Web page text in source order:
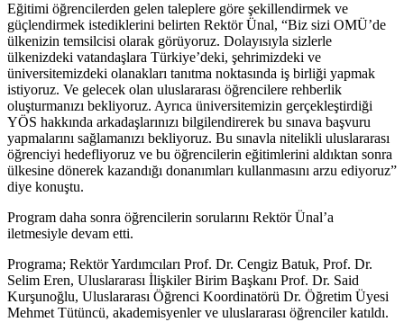
Eğitimi öğrencilerden gelen taleplere göre şekillendirmek ve
güçlendirmek istediklerini belirten Rektör Ünal, “Biz sizi OMÜ’de
ülkenizin temsilcisi olarak görüyoruz. Dolayısıyla sizlerle
ülkenizdeki vatandaşlara Türkiye’deki, şehrimizdeki ve
üniversitemizdeki olanakları tanıtma noktasında iş birliği yapmak
istiyoruz. Ve gelecek olan uluslararası öğrencilere rehberlik
oluşturmanızı bekliyoruz. Ayrıca üniversitemizin gerçekleştirdiği
YÖS hakkında arkadaşlarınızı bilgilendirerek bu sınava başvuru
yapmalarını sağlamanızı bekliyoruz. Bu sınavla nitelikli uluslararası
öğrenciyi hedefliyoruz ve bu öğrencilerin eğitimlerini aldıktan sonra
ülkesine dönerek kazandığı donanımları kullanmasını arzu ediyoruz”
diye konuştu.
Program daha sonra öğrencilerin sorularını Rektör Ünal’a
iletmesiyle devam etti.
Programa; Rektör Yardımcıları Prof. Dr. Cengiz Batuk, Prof. Dr.
Selim Eren, Uluslararası İlişkiler Birim Başkanı Prof. Dr. Said
Kurşunoğlu, Uluslararası Öğrenci Koordinatörü Dr. Öğretim Üyesi
Mehmet Tütüncü, akademisyenler ve uluslararası öğrenciler katıldı.